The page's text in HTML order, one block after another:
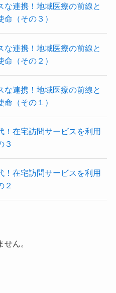
な連携！地域医療の前線と
（その３）
な連携！地域医療の前線と
（その２）
な連携！地域医療の前線と
（その１）
！在宅訪問サービスを利用
３
！在宅訪問サービスを利用
２
ん。